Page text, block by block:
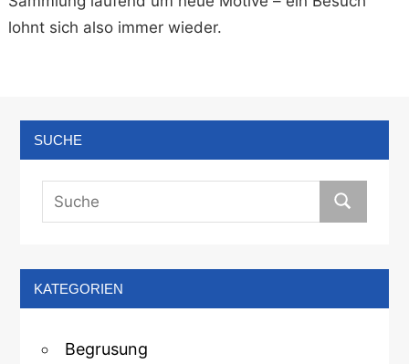
lohnt sich also immer wieder.
SUCHE
KATEGORIEN
Begrusung